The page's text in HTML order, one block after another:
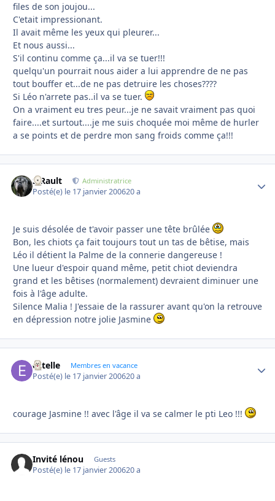
files de son joujou...
C'etait impressionant.
Il avait même les yeux qui pleurer...
Et nous aussi...
S'il continu comme ça...il va se tuer!!!
quelqu'un pourrait nous aider a lui apprendre de ne pas
tout bouffer et...de ne pas detruire les choses????
Si Léo n'arrete pas..il va se tuer.
On a vraiment eu tres peur...je ne savait vraiment pas quoi
faire....et surtout....je me suis choquée moi même de hurler
a se points et de perdre mon sang froids comme ça!!!
S.Rault Administratrice
Posté(e) le 17 janvier 200620 a
Je suis désolée de t'avoir passer une tête brûlée
Bon, les chiots ça fait toujours tout un tas de bêtise, mais
Léo il détient la Palme de la connerie dangereuse !
Une lueur d'espoir quand même, petit chiot deviendra
grand et les bêtises (normalement) devraient diminuer une
fois à l'âge adulte.
Silence Malia ! J'essaie de la rassurer avant qu'on la retrouve
en dépression notre jolie Jasmine
estelle Membres en vacance
Posté(e) le 17 janvier 200620 a
courage Jasmine !! avec l'âge il va se calmer le pti Leo !!!
Invité lénou Guests
Posté(e) le 17 janvier 200620 a